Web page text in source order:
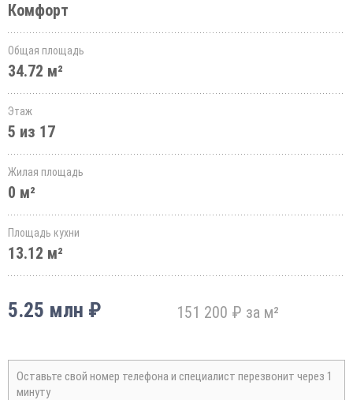
Комфорт
Общая площадь
34.72 м²
Этаж
5 из 17
Жилая площадь
0 м²
Площадь кухни
13.12 м²
5.25 млн ₽ 151 200 ₽ за м²
Оставьте свой номер телефона и специалист перезвонит через 1
минуту